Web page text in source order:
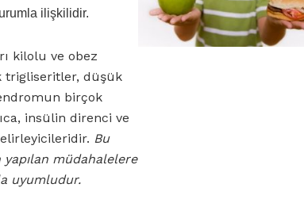
ilişkilidir.
kilolu ve obez
trigliseritler, düşük
birçok
insülin direnci ve
Bu
müdahalelere
uyumludur.